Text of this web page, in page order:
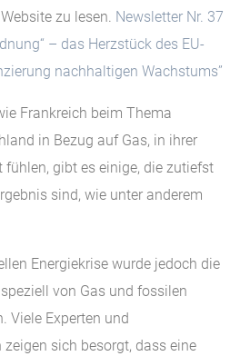
zu lesen. Newsletter Nr. 37
– das Herzstück des EU-
nachhaltigen Wachstums”
Frankreich beim Thema
in Bezug auf Gas, in ihrer
gibt es einige, die zutiefst
sind, wie unter anderem
Energiekrise wurde jedoch die
von Gas und fossilen
Viele Experten und
sich besorgt, dass eine